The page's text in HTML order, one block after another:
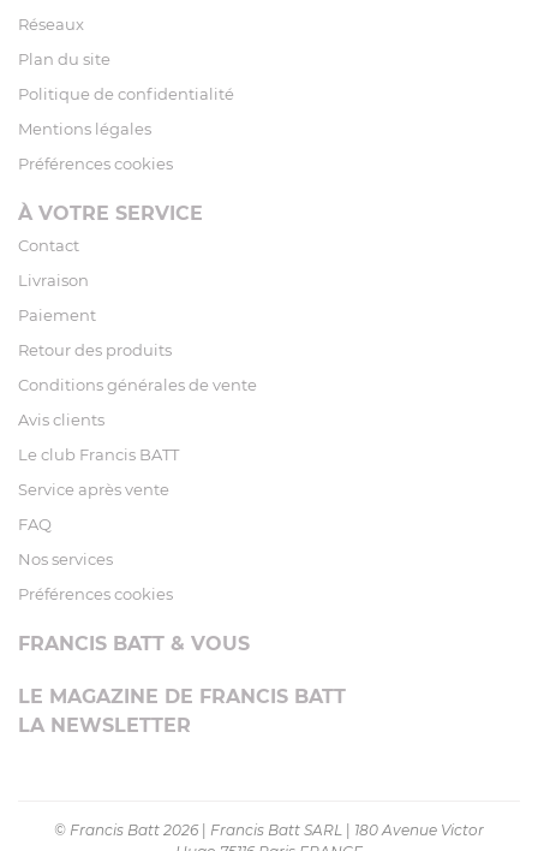
Réseaux
Plan du site
Politique de confidentialité
Mentions légales
Préférences cookies
À VOTRE SERVICE
Contact
Livraison
Paiement
Retour des produits
Conditions générales de vente
Avis clients
Le club Francis BATT
Service après vente
FAQ
Nos services
Préférences cookies
FRANCIS BATT & VOUS
LE MAGAZINE DE FRANCIS BATT
LA NEWSLETTER
© Francis Batt 2026 Francis Batt SARL
180 Avenue Victor